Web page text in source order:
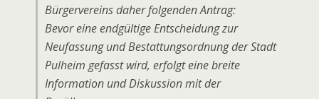
Bürgervereins daher folgenden Antrag:
Bevor eine endgültige Entscheidung zur
Neufassung und Bestattungsordnung der Stadt
Pulheim gefasst wird, erfolgt eine breite
Information und Diskussion mit der